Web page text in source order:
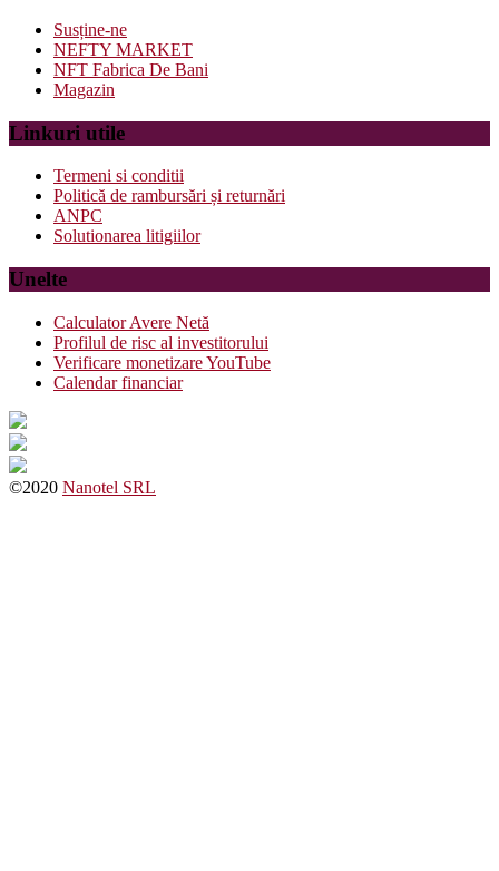
Susține-ne
NEFTY MARKET
NFT Fabrica De Bani
Magazin
Linkuri utile
Termeni si conditii
Politică de rambursări și returnări
ANPC
Solutionarea litigiilor
Unelte
Calculator Avere Netă
Profilul de risc al investitorului
Verificare monetizare YouTube
Calendar financiar
©2020 Nanotel SRL